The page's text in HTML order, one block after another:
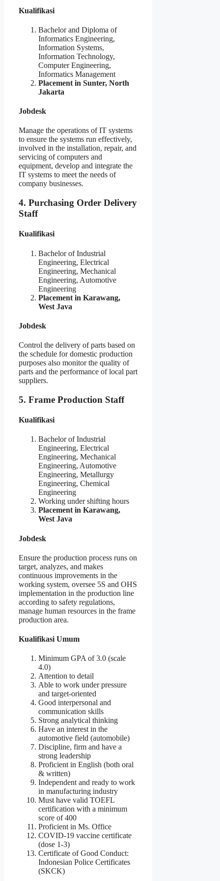
Kualifikasi
Bachelor and Diploma of
Informatics Engineering,
Information Systems,
Information Technology,
Computer Engineering,
Informatics Management
Placement in Sunter, North
Jakarta
Jobdesk
Manage the operations of IT systems
to ensure the systems run effectively,
involved in the installation, repair, and
servicing of computers and
equipment, develop and integrate the
IT systems to meet the needs of
company businesses.
4. Purchasing Order Delivery
Staff
Kualifikasi
Bachelor of Industrial
Engineering, Electrical
Engineering, Mechanical
Engineering, Automotive
Engineering
Placement in Karawang,
West Java
Jobdesk
Control the delivery of parts based on
the schedule for domestic production
purposes also monitor the quality of
parts and the performance of local part
suppliers.
5. Frame Production Staff
Kualifikasi
Bachelor of Industrial
Engineering, Electrical
Engineering, Mechanical
Engineering, Automotive
Engineering, Metallurgy
Engineering, Chemical
Engineering
Working under shifting hours
Placement in Karawang,
West Java
Jobdesk
Ensure the production process runs on
target, analyzes, and makes
continuous improvements in the
working system, oversee 5S and OHS
implementation in the production line
according to safety regulations,
manage human resources in the frame
production area.
Kualifikasi Umum
Minimum GPA of 3.0 (scale
4.0)
Attention to detail
Able to work under pressure
and target-oriented
Good interpersonal and
communication skills
Strong analytical thinking
Have an interest in the
automotive field (automobile)
Discipline, firm and have a
strong leadership
Proficient in English (both oral
& written)
Independent and ready to work
in manufacturing industry
Must have valid TOEFL
certification with a minimum
score of 400
Proficient in Ms. Office
COVID-19 vaccine certificate
(dose 1-3)
Certificate of Good Conduct:
Indonesian Police Certificates
(SKCK)